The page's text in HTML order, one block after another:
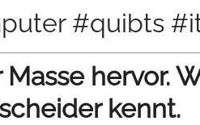
#quibts
hervor.
kennt.